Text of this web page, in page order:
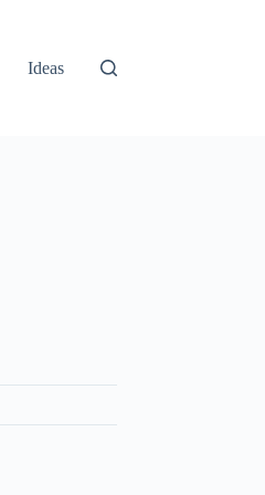
Ideas